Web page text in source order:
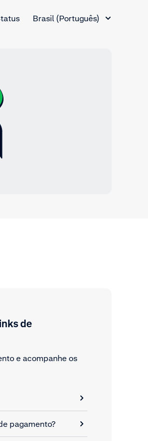
Brasil (Português)
de
e acompanhe os
pagamento?